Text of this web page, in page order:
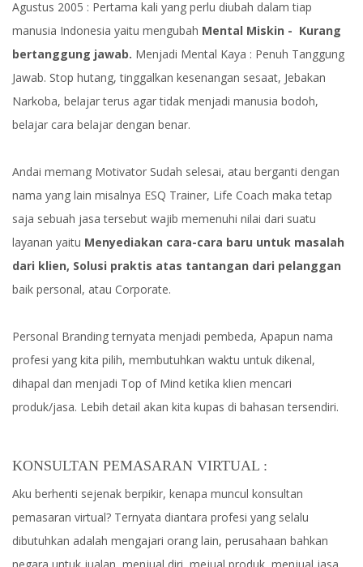
Agustus 2005 : Pertama kali yang perlu diubah dalam tiap
manusia Indonesia yaitu mengubah Mental Miskin - Kurang
bertanggung jawab. Menjadi Mental Kaya : Penuh Tanggung
Jawab. Stop hutang, tinggalkan kesenangan sesaat, Jebakan
Narkoba, belajar terus agar tidak menjadi manusia bodoh,
belajar cara belajar dengan benar.
Andai memang Motivator Sudah selesai, atau berganti dengan
nama yang lain misalnya ESQ Trainer, Life Coach maka tetap
saja sebuah jasa tersebut wajib memenuhi nilai dari suatu
layanan yaitu Menyediakan cara-cara baru untuk masalah
dari klien, Solusi praktis atas tantangan dari pelanggan
baik personal, atau Corporate.
Personal Branding ternyata menjadi pembeda, Apapun nama
profesi yang kita pilih, membutuhkan waktu untuk dikenal,
dihapal dan menjadi Top of Mind ketika klien mencari
produk/jasa. Lebih detail akan kita kupas di bahasan tersendiri.
KONSULTAN PEMASARAN VIRTUAL :
Aku berhenti sejenak berpikir, kenapa muncul konsultan
pemasaran virtual? Ternyata diantara profesi yang selalu
dibutuhkan adalah mengajari orang lain, perusahaan bahkan